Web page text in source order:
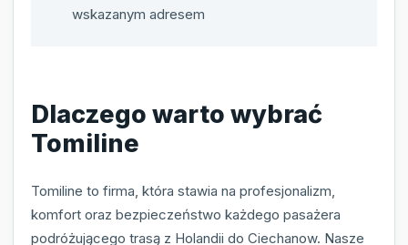
wskazanym adresem
Dlaczego warto wybrać
Tomiline
Tomiline to firma, która stawia na profesjonalizm,
komfort oraz bezpieczeństwo każdego pasażera
podróżującego trasą z Holandii do Ciechanow. Nasze